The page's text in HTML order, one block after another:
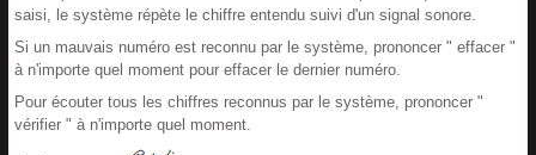
saisi, le système répète le chiffre entendu suivi d'un signal sonore.
Si un mauvais numéro est reconnu par le système, prononcer " effacer "
à n'importe quel moment pour effacer le dernier numéro.
Pour écouter tous les chiffres reconnus par le système, prononcer "
vérifier " à n'importe quel moment.